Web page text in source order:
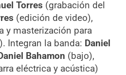
Torres (grabación del
(edición de video),
y masterización para
Integran la banda: Daniel
Bahamon (bajo),
eléctrica y acústica)